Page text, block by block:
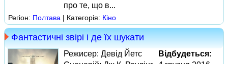
про те, що в...
Регіон: Полтава | Категорія: Кіно
Фантастичні звірі і де їх шукати
Режисер: Девід Йетс
Відбудеться: